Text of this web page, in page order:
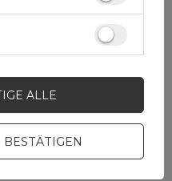
Ladeanschluss.
ALLE